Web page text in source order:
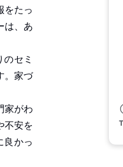
をたっ
は、あ
セミ
。家づ
家がわ
不安を
良かっ